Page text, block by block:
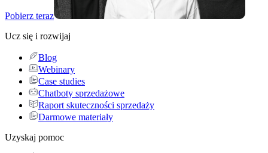
Pobierz teraz
Ucz się i rozwijaj
Blog
Webinary
Case studies
Chatboty sprzedażowe
Raport skuteczności sprzedaży
Darmowe materiały
Uzyskaj pomoc